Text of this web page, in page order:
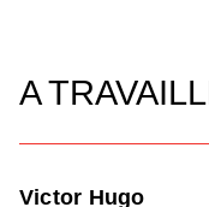
A
Victor Hugo